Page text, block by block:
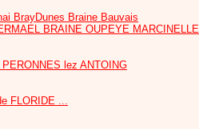
BrayDunes Braine Bauvais
BRAINE OUPEYE MARCINELLE
lez ANTOING
FLORIDE ...